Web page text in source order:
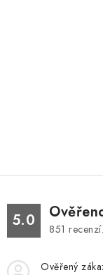
5.0 851 recenzí.
Ověřený